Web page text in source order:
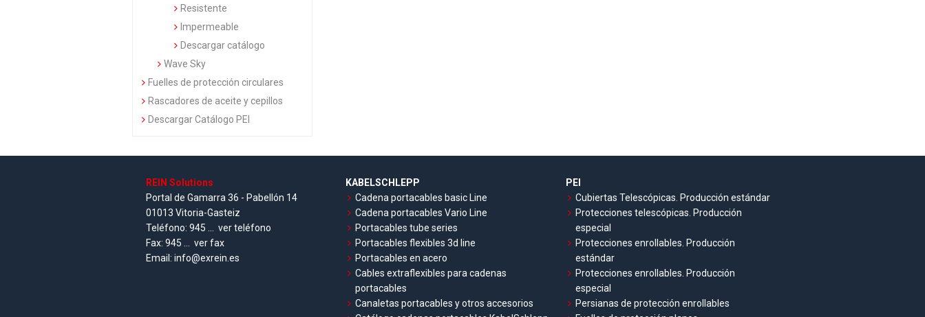
Resistente
Impermeable
Descargar catálogo
Wave Sky
Fuelles de protección circulares
Rascadores de aceite y cepillos
Descargar Catálogo PEI
REIN Solutions
Portal de Gamarra 36 - Pabellón 14
01013 Vitoria-Gasteiz
Teléfono: 945 ... ver teléfono
Fax: 945 ... ver fax
Email: info@exrein.es
KABELSCHLEPP
Cadena portacables basic Line
Cadena portacables Vario Line
Portacables tube series
Portacables flexibles 3d line
Portacables en acero
Cables extraflexibles para cadenas
portacables
Canaletas portacables y otros accesorios
PEI
Cubiertas Telescópicas. Producción estándar
Protecciones telescópicas. Producción
especial
Protecciones enrollables. Producción
estándar
Protecciones enrollables. Producción
especial
Persianas de protección enrollables